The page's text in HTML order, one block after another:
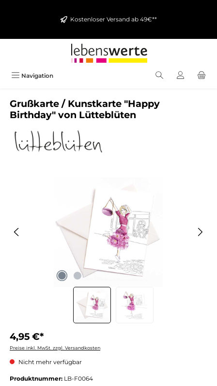
Kostenloser Versand ab 49€**
Navigation
Grußkarte / Kunstkarte "Happy
Birthday" von Lütteblüten
4,95 €*
Preise inkl. MwSt. zzgl. Versandkosten
Nicht mehr verfügbar
Produktnummer: LB-F0064